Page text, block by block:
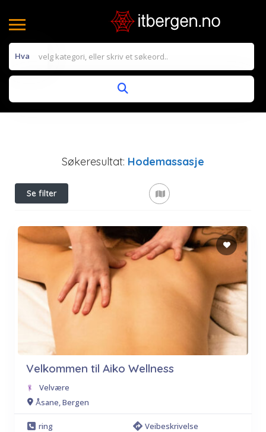
Hva
Søkeresultat: Hodemassasje
Se filter
Velkommen til Aiko Wellness
Velvære
Åsane, Bergen
ring Veibeskrivelse